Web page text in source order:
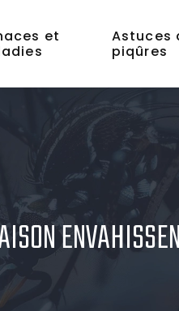
et
Astuces
piqûres